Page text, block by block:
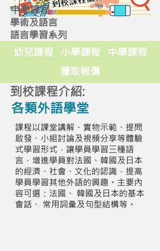
中學課程
學術及語言
語言學習系列
幼兒課程 小學課程
中學課程
獲取報價
到校課程介紹:
各類外語學堂
課程以課堂講解、實物示範、提問
啟發、小組討論及視頻分享等體驗
式學習形式，讓學員學習三種語
言，增進學員對法國、韓國及日本
的經濟、社會、文化的認識，提高
學員學習其他外語的興趣。主要內
容可選：法國、 韓國及日本的基本
會話、 常用詞彙及句型結構等。